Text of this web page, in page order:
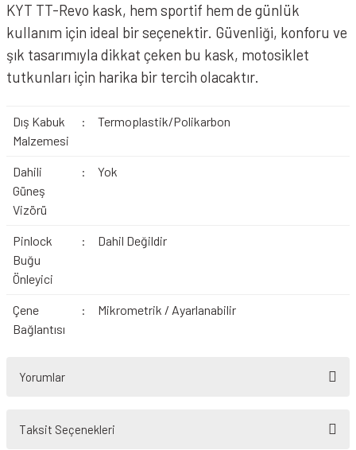
KYT TT-Revo kask, hem sportif hem de günlük
kullanım için ideal bir seçenektir. Güvenliği, konforu ve
şık tasarımıyla dikkat çeken bu kask, motosiklet
tutkunları için harika bir tercih olacaktır.
Dış Kabuk
Malzemesi
: Termoplastik/Polikarbon
Dahili
Güneş
Vizörü
: Yok
Pinlock
Buğu
Önleyici
: Dahil Değildir
Çene
Bağlantısı
: Mikrometrik / Ayarlanabilir
Yorumlar
Taksit Seçenekleri